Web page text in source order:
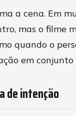
a cena. Em
mas o filme
quando o
em
de intenção